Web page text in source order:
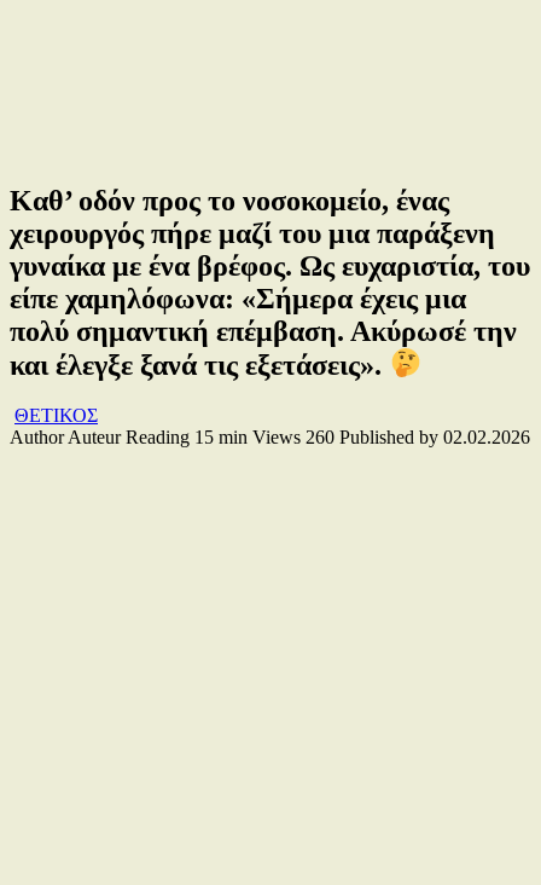
Καθ’ οδόν προς το νοσοκομείο, ένας
χειρουργός πήρε μαζί του μια παράξενη
γυναίκα με ένα βρέφος. Ως ευχαριστία, του
είπε χαμηλόφωνα: «Σήμερα έχεις μια
πολύ σημαντική επέμβαση. Ακύρωσέ την
και έλεγξε ξανά τις εξετάσεις».
ΘΕΤΙΚΟΣ
AuthorAuteur Reading 15 min Views 260 Published by 02.02.2026